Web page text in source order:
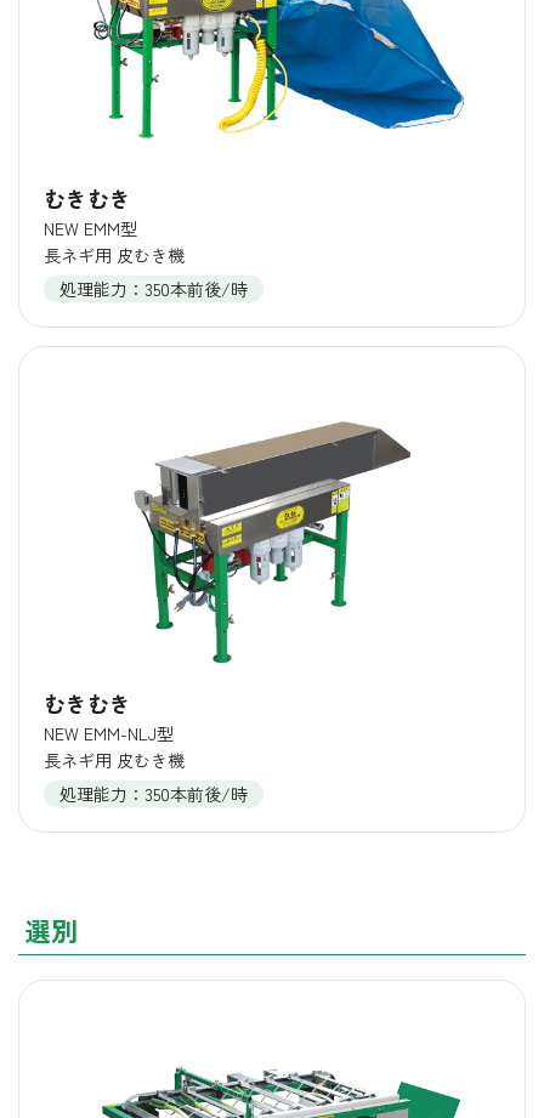
むきむき
NEW EMM型
長ネギ用 皮むき機
処理能力：350本前後/時
むきむき
NEW EMM-NLJ型
長ネギ用 皮むき機
処理能力：350本前後/時
選別